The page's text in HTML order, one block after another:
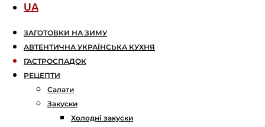
UA
ЗАГОТОВКИ НА ЗИМУ
АВТЕНТИЧНА УКРАЇНСЬКА КУХНЯ
ГАСТРОСПАДОК
РЕЦЕПТИ
Салати
Закуски
Холодні закуски